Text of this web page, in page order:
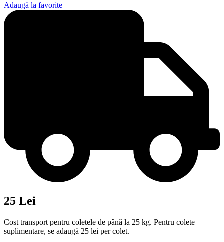
Adaugă la favorite
25 Lei
Cost transport pentru coletele de până la 25 kg. Pentru colete
suplimentare, se adaugă 25 lei per colet.